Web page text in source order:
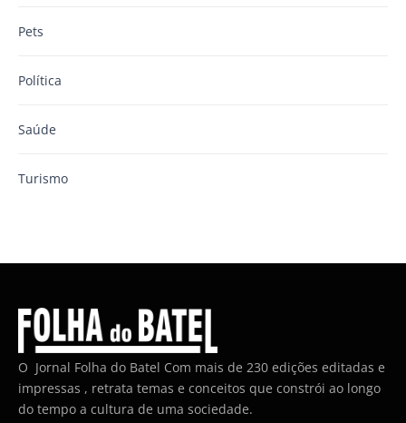
Pets
Política
Saúde
Turismo
O Jornal Folha do Batel Com mais de 230 edições editadas e
impressas , retrata temas e conceitos que constrói ao longo
do tempo a cultura de uma sociedade.